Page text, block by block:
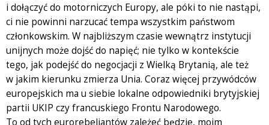
i dołączyć do motorniczych Europy, ale póki to nie nastąpi,
ci nie powinni narzucać tempa wszystkim państwom
członkowskim. W najbliższym czasie wewnątrz instytucji
unijnych może dojść do napięć; nie tylko w kontekście
tego, jak podejść do negocjacji z Wielką Brytanią, ale też
w jakim kierunku zmierza Unia. Coraz więcej przywódców
europejskich ma u siebie lokalne odpowiedniki brytyjskiej
partii UKIP czy francuskiego Frontu Narodowego.
To od tych eurorebeliantów zależeć będzie, moim